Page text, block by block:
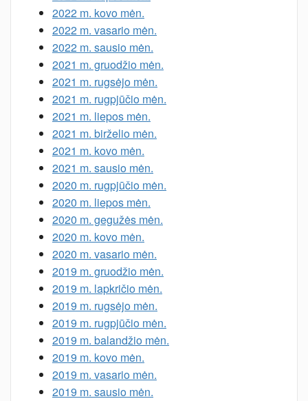
2022 m. kovo mėn.
2022 m. vasario mėn.
2022 m. sausio mėn.
2021 m. gruodžio mėn.
2021 m. rugsėjo mėn.
2021 m. rugpjūčio mėn.
2021 m. liepos mėn.
2021 m. birželio mėn.
2021 m. kovo mėn.
2021 m. sausio mėn.
2020 m. rugpjūčio mėn.
2020 m. liepos mėn.
2020 m. gegužės mėn.
2020 m. kovo mėn.
2020 m. vasario mėn.
2019 m. gruodžio mėn.
2019 m. lapkričio mėn.
2019 m. rugsėjo mėn.
2019 m. rugpjūčio mėn.
2019 m. balandžio mėn.
2019 m. kovo mėn.
2019 m. vasario mėn.
2019 m. sausio mėn.